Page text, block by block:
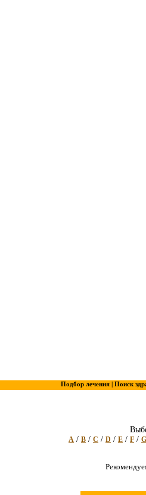
Подбор лечения | Поиск
A / B / C / D / E / F / G